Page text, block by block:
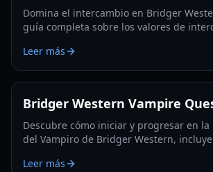
Domina el intercambio en Bridger
guía completa sobre los valores de
informadas.
Leer más
Bridger Western Vampire
Descubre cómo iniciar y progresar en
del Vampiro de Bridger Western,
Leer más